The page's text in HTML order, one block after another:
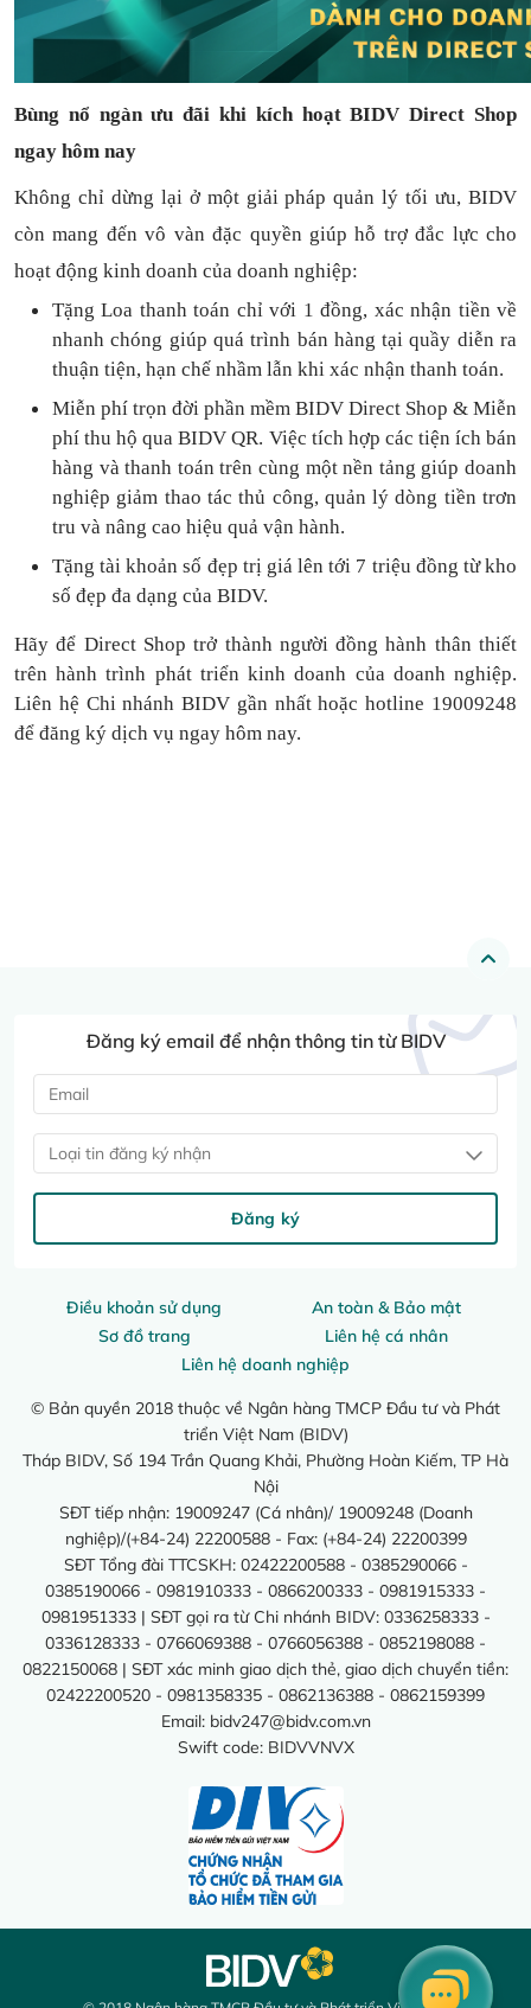
Bùng nổ ngàn ưu đãi khi kích hoạt BIDV Direct Shop
ngay hôm nay
Không chỉ dừng lại ở một giải pháp quản lý tối ưu, BIDV
còn mang đến vô vàn đặc quyền giúp hỗ trợ đắc lực cho
hoạt động kinh doanh của doanh nghiệp:
Tặng Loa thanh toán chỉ với 1đồng, xác nhận tiền về
nhanh chóng giúp quá trình bán hàng tại quầy diễn ra
thuận tiện, hạn chế nhầm lẫn khi xác nhận thanh toán.
Miễn phí trọn đời phần mềm BIDV Direct Shop & Miễn
phí thu hộ qua BIDV QR. Việc tích hợp các tiện ích bán
hàng và thanh toántrên cùng một nền tảng giúp doanh
nghiệp giảm thao tác thủ công, quản lý dòng tiền trơn
tru và nâng cao hiệu quả vận hành.
Tặngtài khoản số đẹp trị giá lên tới 7 triệu đồng từ kho
số đẹp đa dạng của BIDV.
Hãy để Direct Shop trở thành người đồng hành thân thiết
trên hành trình phát triển kinh doanh của doanh nghiệp.
Liên hệ Chi nhánh BIDV gần nhất hoặc hotline 19009248
để đăng ký dịch vụ ngay hôm nay.
Điều khoản sử dụng
An toàn & Bảo mật
Sơ đồ trang
Liên hệ cá nhân
Liên hệ doanh nghiệp
© Bản quyền 2018 thuộc về Ngân hàng TMCP Đầu tư và Phát
triển Việt Nam (BIDV)
Tháp BIDV, Số 194 Trần Quang Khải, Phường Hoàn Kiếm, TP Hà
Nội
SĐT tiếp nhận: 19009247 (Cá nhân)/ 19009248 (Doanh
nghiệp)/(+84-24) 22200588 - Fax: (+84-24) 22200399
SĐT Tổng đài TTCSKH: 02422200588 - 0385290066 -
0385190066 - 0981910333 - 0866200333 - 0981915333 -
0981951333 | SĐT gọi ra từ Chi nhánh BIDV: 0336258333 -
0336128333 - 0766069388 - 0766056388 - 0852198088 -
0822150068 | SĐT xác minh giao dịch thẻ, giao dịch chuyển tiền:
02422200520 - 0981358335 - 0862136388 - 0862159399
Email: bidv247@bidv.com.vn
Swift code: BIDVVNVX
Đăng ký email để nhận thông tin từ BIDV
Loại tin đăng ký nhận
Đăng ký